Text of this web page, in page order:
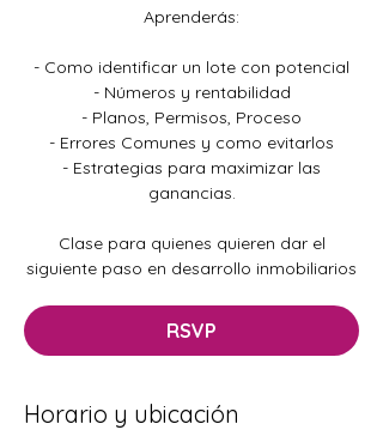
Aprenderás:
- Como identificar un lote con potencial
- Números y rentabilidad
- Planos, Permisos, Proceso
- Errores Comunes y como evitarlos
- Estrategias para maximizar las
ganancias.
Clase para quienes quieren dar el
siguiente paso en desarrollo inmobiliarios
RSVP
Horario y ubicación